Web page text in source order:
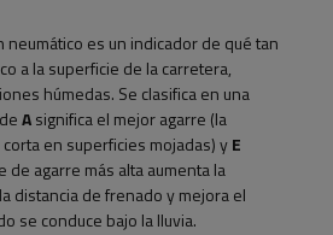
neumático es un indicador de qué tan
a la superficie de la carretera,
húmedas. Se clasifica en una
Asignifica el mejor agarre (la
en superficies mojadas) yE
de agarre más alta aumenta la
distancia de frenado y mejora el
se conduce bajo la lluvia.